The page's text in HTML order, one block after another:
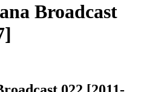
Broadcast